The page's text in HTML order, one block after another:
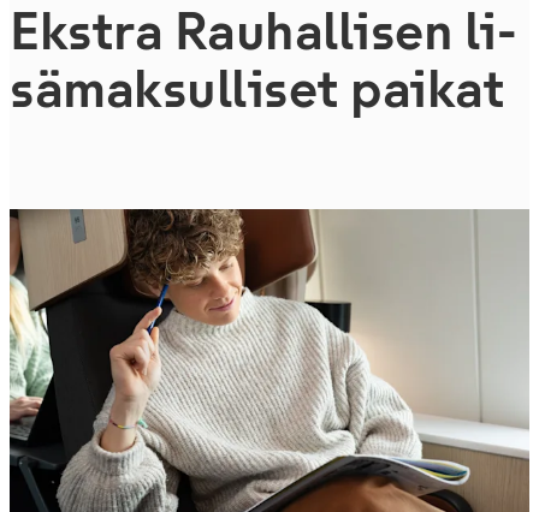
Ekstra Rauhallisen li­
sä­mak­sul­li­set paikat